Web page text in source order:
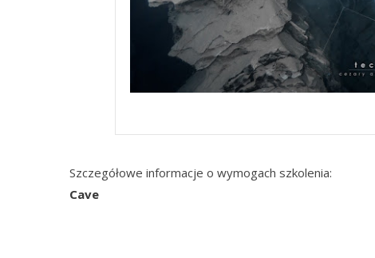
Szczegółowe informacje o wymogach szkolenia:
Cave